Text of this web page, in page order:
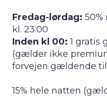
Fredag-lørdag: 50%
kl. 23.00
Inden kl 00:1 gratis
(gælder ikke
forvejen gældende
15% hele natten